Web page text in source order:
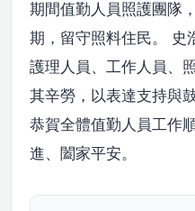
期間值勤人員照護團隊
期，留守照料住民。 史
護理人員、工作人員、
其辛勞，以表達支持與
恭賀全體值勤人員工作
進、闔家平安。